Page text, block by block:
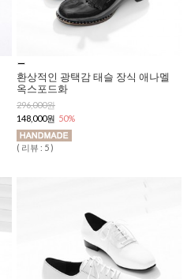
환상적인 광택감 태슬 장식 애나멜
옥스포드화
296,000원
148,000원 50%
( 리뷰 : 5 )